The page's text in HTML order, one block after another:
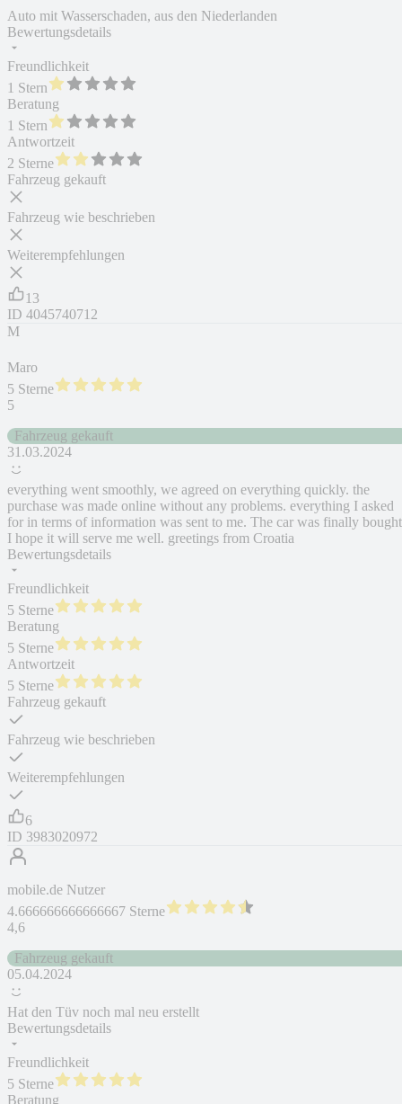
Auto mit Wasserschaden, aus den Niederlanden
Bewertungsdetails
Freundlichkeit
1 Stern
Beratung
1 Stern
Antwortzeit
2 Sterne
Fahrzeug gekauft
Fahrzeug wie beschrieben
Weiterempfehlungen
13
ID 4045740712
M
Maro
5 Sterne
5
Fahrzeug gekauft
31.03.2024
everything went smoothly, we agreed on everything quickly. the
purchase was made online without any problems. everything I asked
for in terms of information was sent to me. The car was finally
I hope it will serve me well. greetings from Croatia
Bewertungsdetails
Freundlichkeit
5 Sterne
Beratung
5 Sterne
Antwortzeit
5 Sterne
Fahrzeug gekauft
Fahrzeug wie beschrieben
Weiterempfehlungen
6
ID 3983020972
mobile.de Nutzer
4.666666666666667 Sterne
4,6
Fahrzeug gekauft
05.04.2024
Hat den Tüv noch mal neu erstellt
Bewertungsdetails
Freundlichkeit
5 Sterne
Beratung